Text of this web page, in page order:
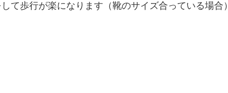
て歩行が楽になります（靴のサイズ合っている場合）